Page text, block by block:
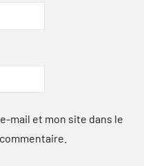
mail et mon site dans le